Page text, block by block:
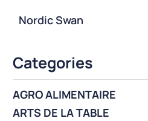
Nordic Swan
Categories
AGRO ALIMENTAIRE
ARTS DE LA TABLE